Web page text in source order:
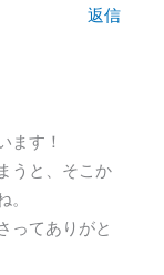
返信
ます！
うと、そこか
ってありがと